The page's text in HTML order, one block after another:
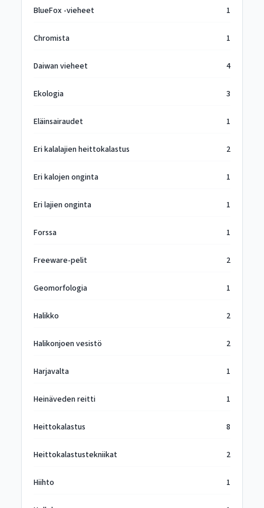
BlueFox -vieheet 1
Chromista 1
Daiwan vieheet 4
Ekologia 3
Eläinsairaudet 1
Eri kalalajien heittokalastus 2
Eri kalojen onginta 1
Eri lajien onginta 1
Forssa 1
Freeware-pelit 2
Geomorfologia 1
Halikko 2
Halikonjoen vesistö 2
Harjavalta 1
Heinäveden reitti 1
Heittokalastus 8
Heittokalastustekniikat 2
Hiihto 1